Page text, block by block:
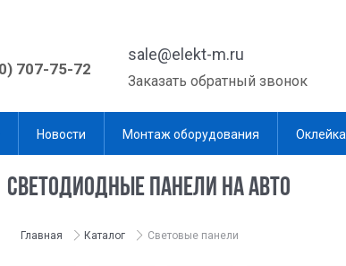
sale@elekt-m.ru
Заказать обратный звонок
707-75-72
Новости Монтаж оборудования Оклейка
СВЕТОДИОДНЫЕ ПАНЕЛИ НА АВТО
Главная Каталог Световые панели